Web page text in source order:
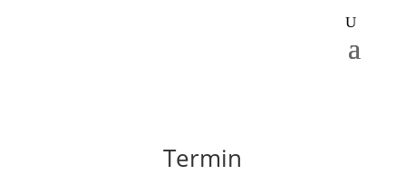
Termin